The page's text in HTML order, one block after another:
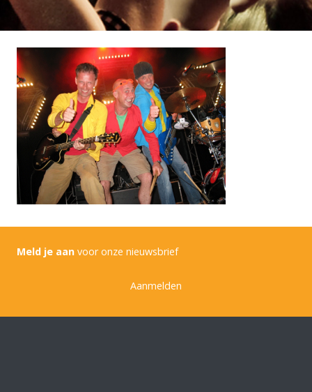
Meld je aan voor onze nieuwsbrief
Aanmelden